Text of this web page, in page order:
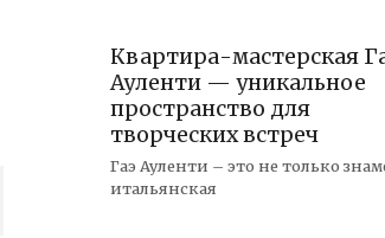
Квартира-мастерская
Ауленти — уникальное
пространство для
творческих встреч
Гаэ Ауленти – это не только
итальянская